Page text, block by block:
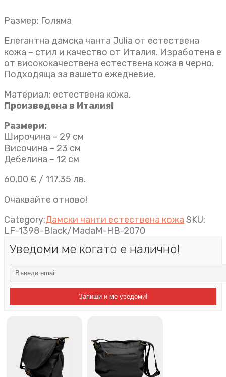
Размер: Голяма
Елегантна дамска чанта Julia от естествена
кожа – стил и качество от Италия. Изработена е
от висококачествена естествена кожа в черно.
Подходяща за вашето ежедневие.
Материал: естествена кожа.
Произведена в Италия!
Размери:
Широчина – 29 см
Височина – 23 см
Дебелина – 12 см
60,00 € / 117.35 лв.
Очаквайте отново!
Category:Дамски чанти естествена кожа SKU:
LF-1398-Black/MadaM-HB-2070
Уведоми ме когато е налично!
Запиши и ме уведоми!